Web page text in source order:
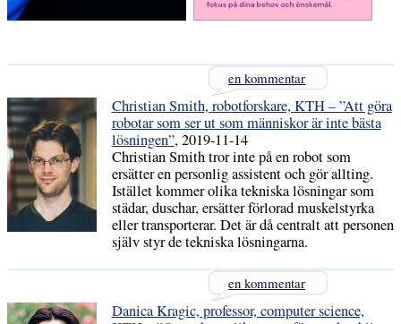
en kommentar
Christian Smith, robotforskare, KTH – ”Att göra
robotar som ser ut som människor är inte bästa
lösningen”, 2019-11-14
Christian Smith tror inte på en robot som
ersätter en personlig assistent och gör allting.
Istället kommer olika tekniska lösningar som
städar, duschar, ersätter förlorad muskelstyrka
eller transporterar. Det är då centralt att personen
själv styr de tekniska lösningarna.
en kommentar
Danica Kragic, professor, computer science,